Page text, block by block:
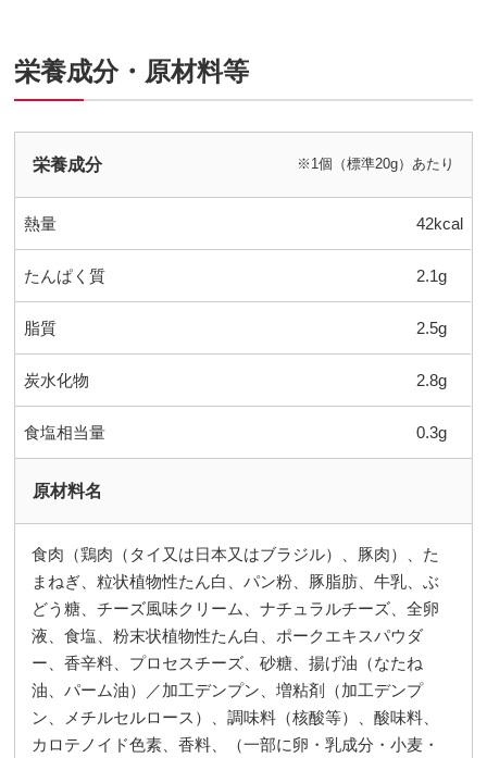
栄養成分・原材料等
栄養成分 ※1個（標準20g）あたり
熱量 42kcal
たんぱく質 2.1g
脂質 2.5g
炭水化物 2.8g
食塩相当量 0.3g
原材料名
食肉（鶏肉（タイ又は日本又はブラジル）、豚肉）、た
まねぎ、粒状植物性たん白、パン粉、豚脂肪、牛乳、ぶ
どう糖、チーズ風味クリーム、ナチュラルチーズ、全卵
液、食塩、粉末状植物性たん白、ポークエキスパウダ
ー、香辛料、プロセスチーズ、砂糖、揚げ油（なたね
油、パーム油）／加工デンプン、増粘剤（加工デンプ
ン、メチルセルロース）、調味料（核酸等）、酸味料、
カロテノイド色素、香料、（一部に卵・乳成分・小麦・